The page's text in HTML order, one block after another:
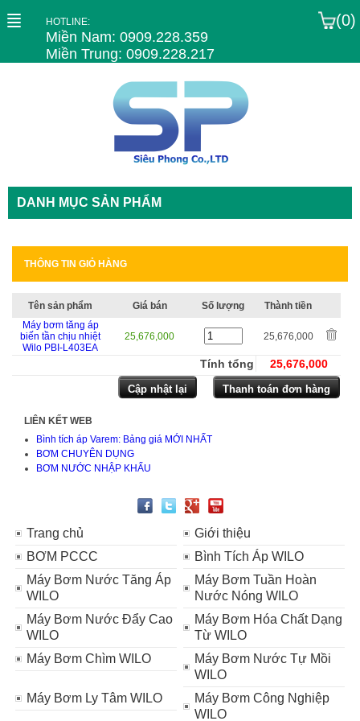
HOTLINE:
Miền Nam: 0909.228.359
Miền Trung: 0909.228.217
(0)
DANH MỤC SẢN PHẨM
THÔNG TIN GIỎ HÀNG
Tên sản phẩm Giá bán Số lượng
Thành tiền
Máy bơm tăng áp
biến tần chịu nhiệt
Wilo PBI-L403EA
25,676,000 25,676,000
Tính tổng 25,676,000
LIÊN KẾT WEB
Bình tích áp Varem: Bảng giá MỚI NHẤT
BƠM CHUYÊN DỤNG
BƠM NƯỚC NHẬP KHẨU
Trang chủ
Giới thiệu
BƠM PCCC
Bình Tích Áp WILO
Máy Bơm Nước Tăng Áp
WILO
Máy Bơm Tuần Hoàn
Nước Nóng WILO
Máy Bơm Nước Đẩy Cao
WILO
Máy Bơm Hóa Chất Dạng
Từ WILO
Máy Bơm Chìm WILO
Máy Bơm Nước Tự Mồi
WILO
Máy Bơm Ly Tâm WILO
Máy Bơm Công Nghiệp
WILO